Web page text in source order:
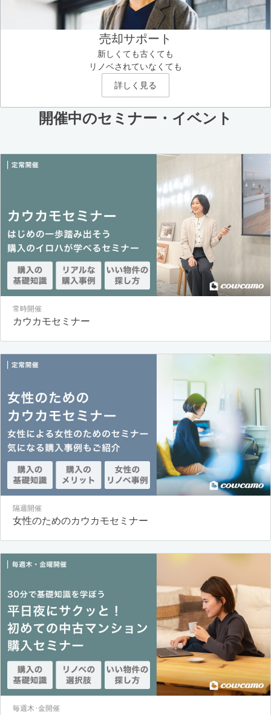
売却サポート
新しくても古くても
リノベされていなくても
詳しく見る
開催中のセミナー・イベント
常時開催
カウカモセミナー
隔週開催
女性のためのカウカモセミナー
毎週木･金開催